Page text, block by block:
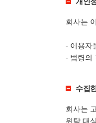
회사는
- 이용자
- 법령의
수집
회사는
위탁 대